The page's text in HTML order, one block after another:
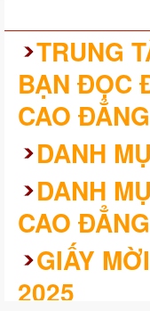
TRUNG
BẠN ĐỌC
CAO
DANH
DANH
CAO
GIẤY
2025